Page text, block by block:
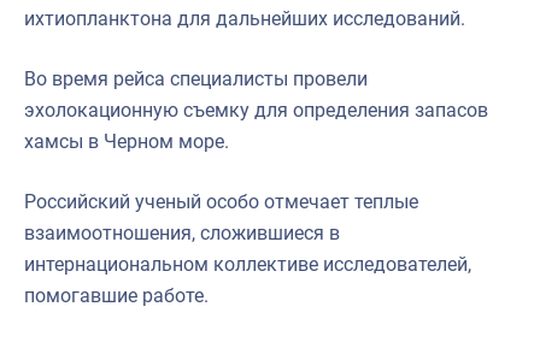
ихтиопланктона для дальнейших исследований.
Во время рейса специалисты провели
эхолокационную съемку для определения запасов
хамсы в Черном море.
Российский ученый особо отмечает теплые
взаимоотношения, сложившиеся в
интернациональном коллективе исследователей,
помогавшие работе.